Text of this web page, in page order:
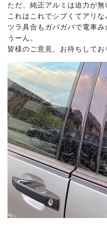
ただ、純正アルミは迫力が無
これはこれでシブくてアリな
ツラ具合もガバガバで電車み
うーん。
皆様のご意見、お待ちしてお